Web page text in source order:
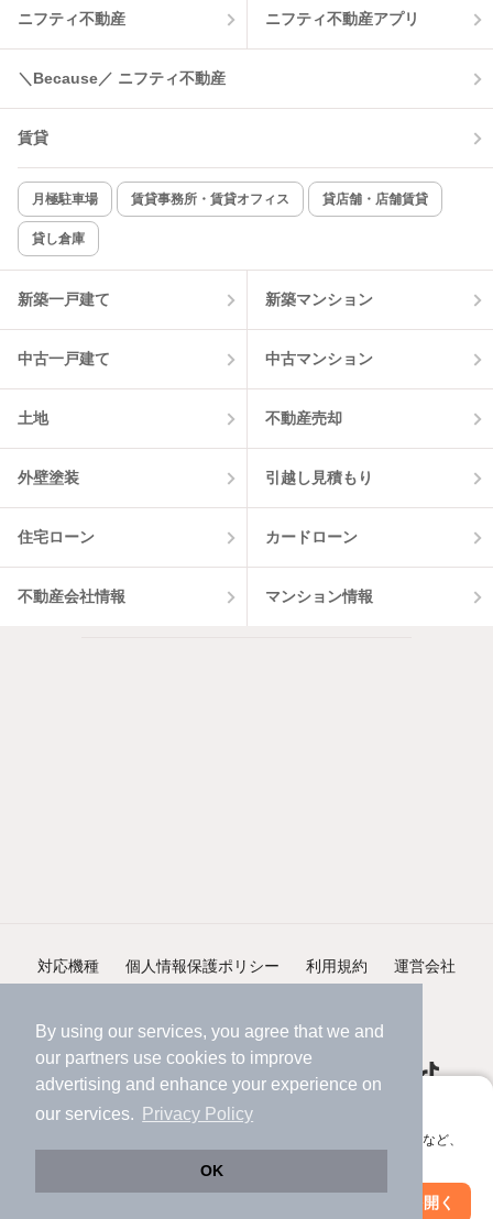
By using our services, you agree that we and
our partners use cookies to improve
advertising and enhance your experience on
our services.
Privacy Policy
OK
アプリに切り替えて、サクサクお部屋探し
会員登録なしですぐ使える。マップ検索やお気に入り保存など、
アプリを開く
絞り込み条件を変更
ニフティ不動産 ニフティ不動産アプリ
＼Because／ ニフティ不動産
賃貸
月極駐車場 賃貸事務所・賃貸オフィス 貸店舗・店舗賃貸
貸し倉庫
新築一戸建て 新築マンション
中古一戸建て 中古マンション
土地 不動産売却
外壁塗装 引越し見積もり
住宅ローン カードローン
不動産会社情報 マンション情報
対応機種 個人情報保護ポリシー 利用規約 運営会社
©NIFTY Lifestyle Co., Ltd.